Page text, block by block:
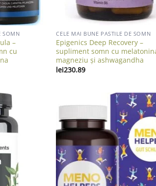
SOMN
–
cu
CELE MAI BUNE PASTILE DE SOMN
Epigenics Deep Recovery –
supliment somn cu
magneziu și ashwagandha
lei230.89
Add to wishlist Add to